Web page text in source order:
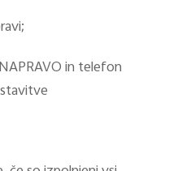
in telefon